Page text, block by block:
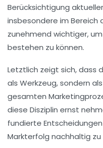
Berücksichtigung
insbesondere im Bereich
zunehmend wichtiger,
bestehen zu können.
Letztlich zeigt sich, dass
als Werkzeug, sondern
gesamten
diese Disziplin ernst
fundierte
Markterfolg nachhaltig zu